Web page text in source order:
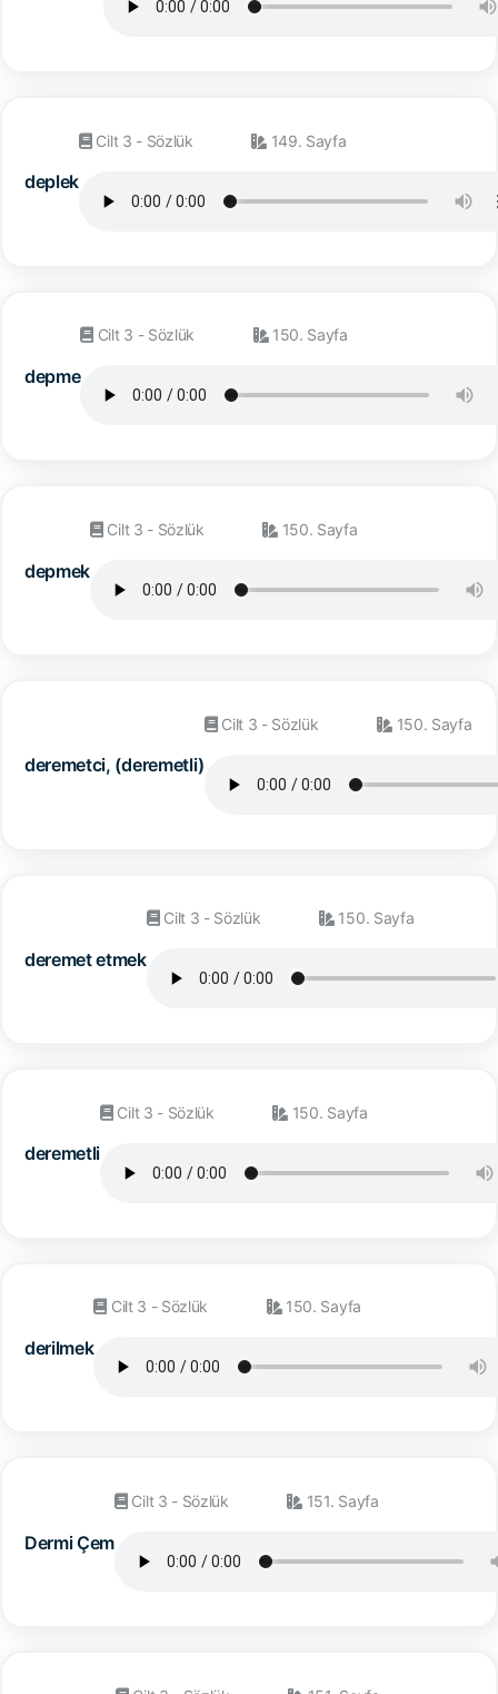
deplek
Cilt 3 - Sözlük 149. Sayfa
depme
Cilt 3 - Sözlük 150. Sayfa
depmek
Cilt 3 - Sözlük 150. Sayfa
deremetci, (deremetli)
Cilt 3 - Sözlük 150. Sayfa
deremet etmek
Cilt 3 - Sözlük 150. Sayfa
deremetli
Cilt 3 - Sözlük 150. Sayfa
derilmek
Cilt 3 - Sözlük 150. Sayfa
Dermi Çem
Cilt 3 - Sözlük 151. Sayfa